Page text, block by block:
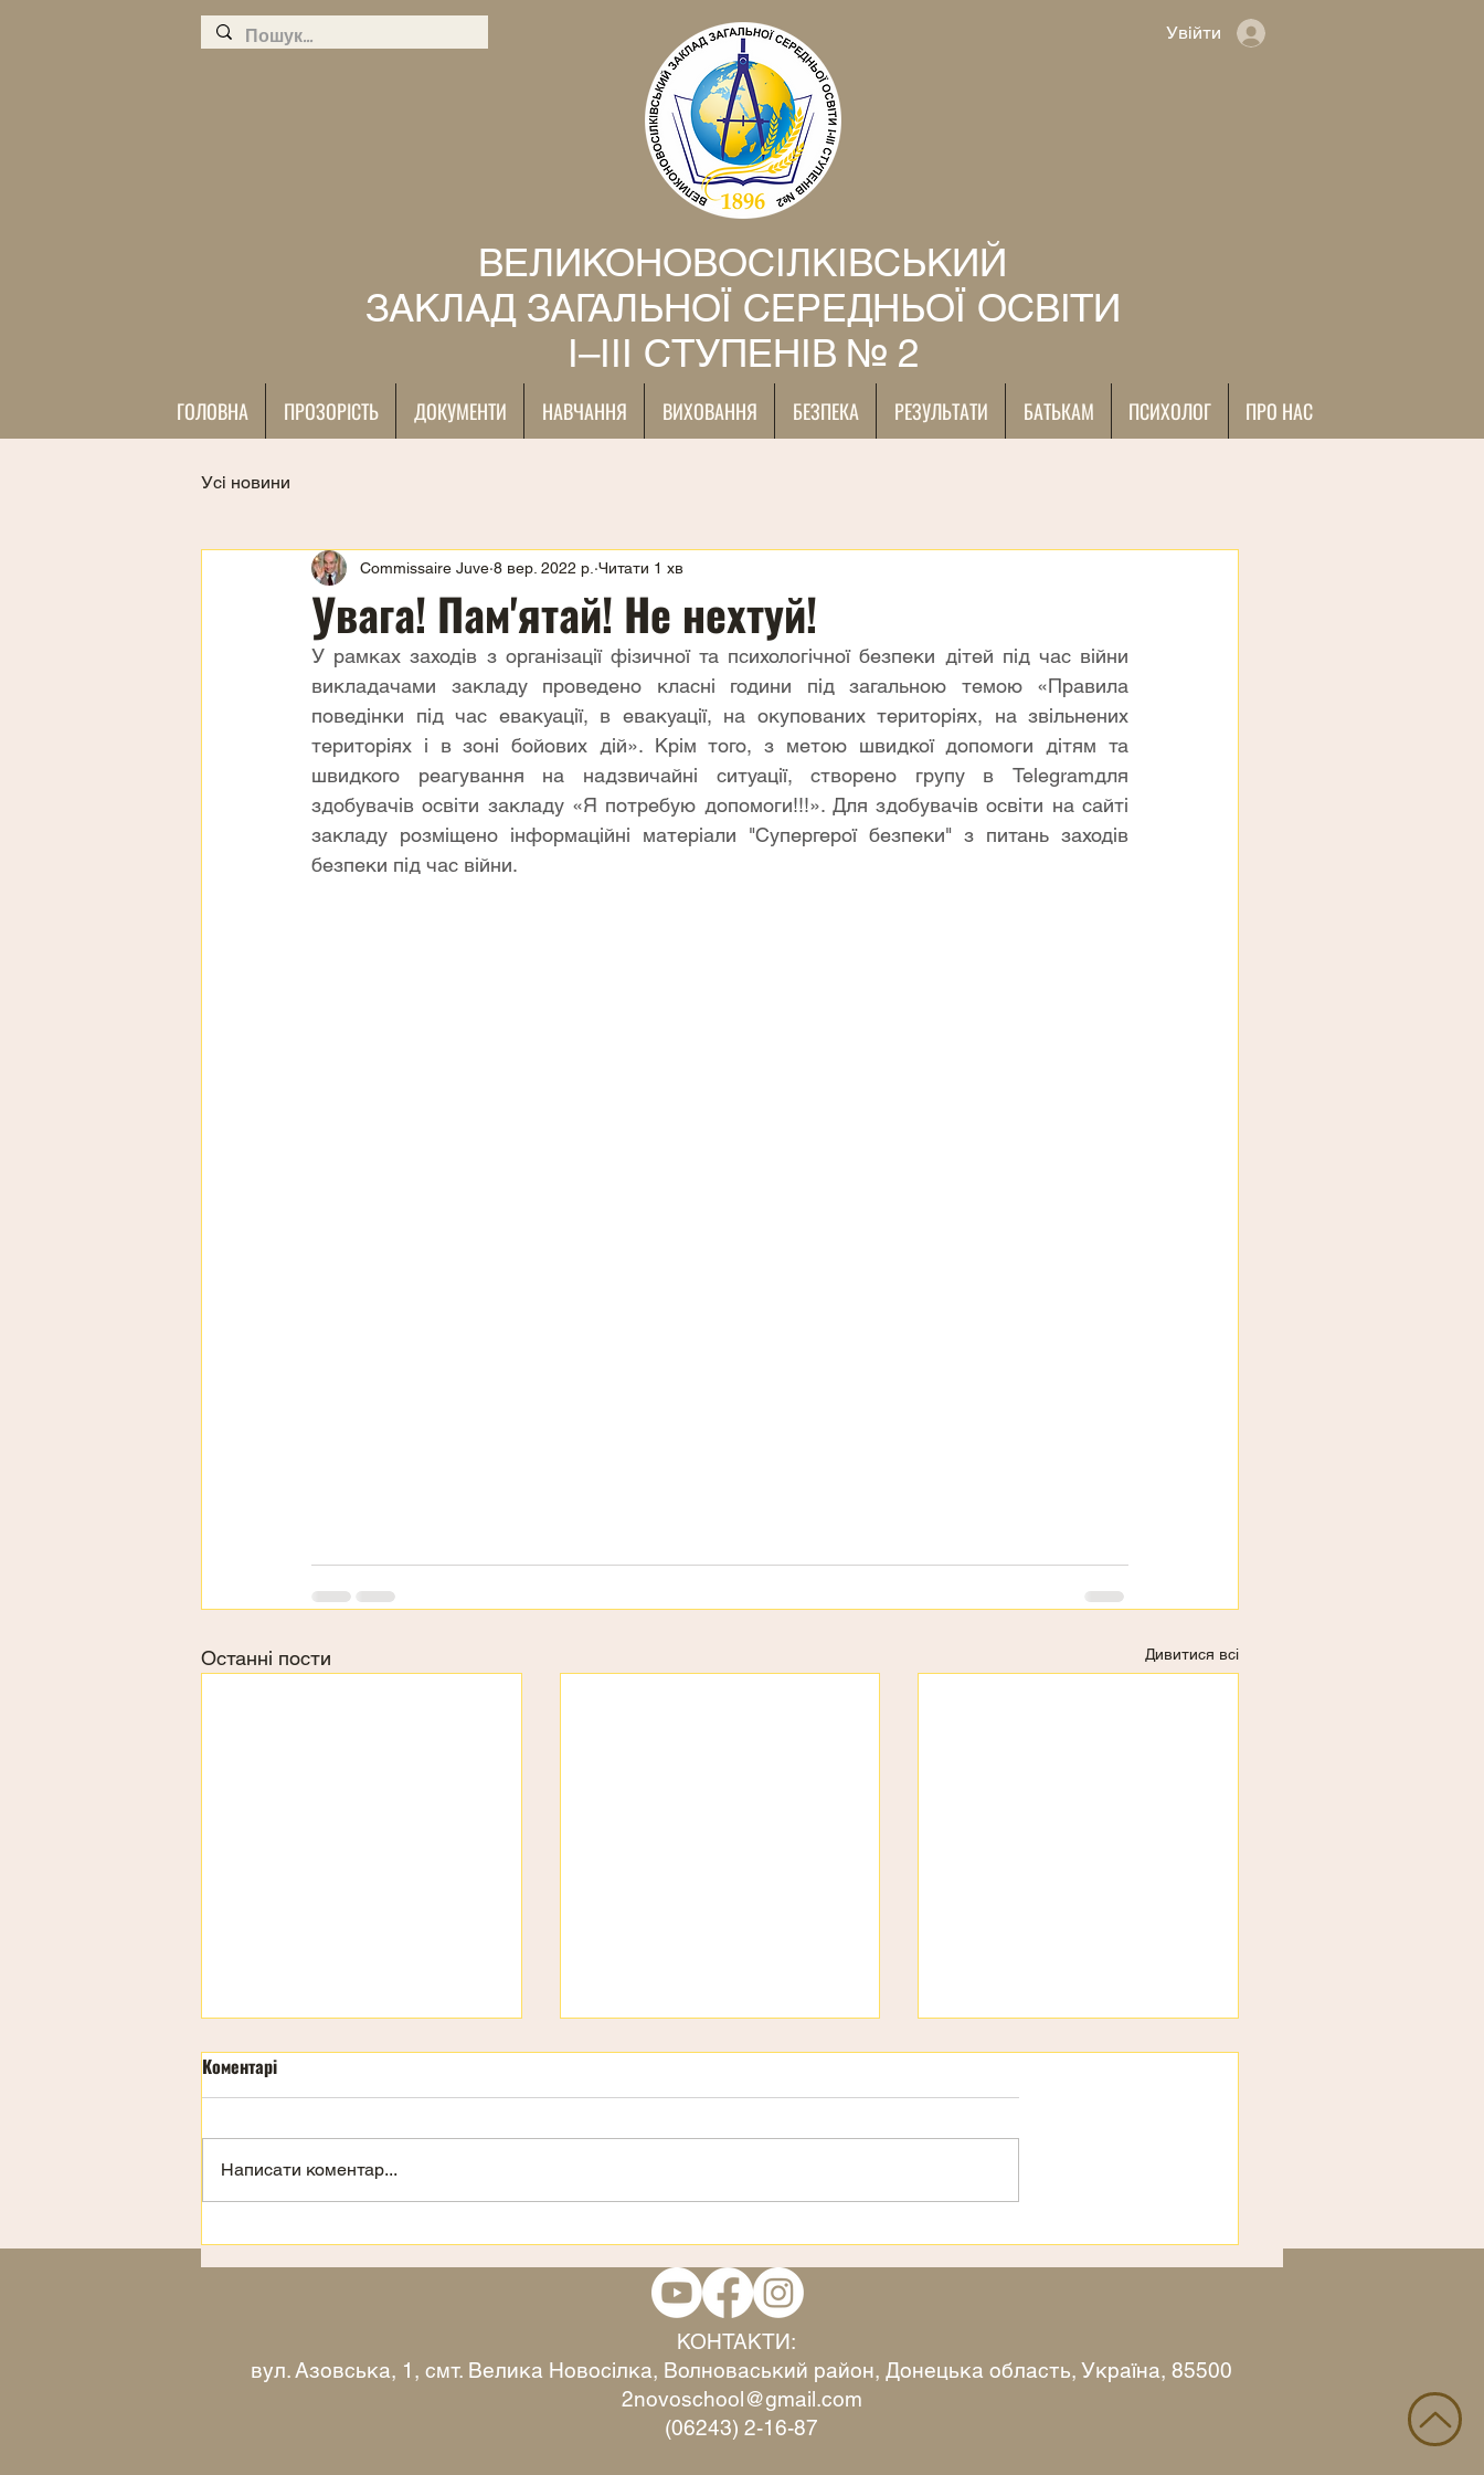
Увійти
ВЕЛИКОНОВОСІЛКІВСЬКИЙ
ЗАКЛАД ЗАГАЛЬНОЇ СЕРЕДНЬОЇ ОСВІТИ
І–ІІІ СТУПЕНІВ № 2
ГОЛОВНА ПРОЗОРІСТЬ ДОКУМЕНТИ НАВЧАННЯ ВИХОВАННЯ БЕЗПЕКА РЕЗУЛЬТАТИ БАТЬКАМ ПСИХОЛОГ ПРО НАС
Усі новини
Увага! Пам'ятай! Не нехтуй!
Commissaire Juve 8 вер. 2022 р. Читати 1 хв
У рамках заходів з організації фізичної та психологічної безпеки дітей під час війни
викладачами закладу проведено класні години під загальною темою «Правила
поведінки під час евакуації, в евакуації, на окупованих територіях, на звільнених
територіях і в зоні бойових дій». Крім того, з метою швидкої допомоги дітям та
швидкого реагування на надзвичайні ситуації, створено групу в Telegramдля
здобувачів освіти закладу «Я потребую допомоги!!!». Для здобувачів освіти на сайті
закладу розміщено інформаційні матеріали "Супергерої безпеки" з питань заходів
безпеки під час війни.
Останні пости Дивитися всі
День дітей 3 страхи Вітаємо
Коментарі
Написати коментар...
КОНТАКТИ:
вул. Азовська, 1, смт. Велика Новосілка, Волноваський район, Донецька область, Україна, 85500
2novoschool@gmail.com
(06243) 2-16-87